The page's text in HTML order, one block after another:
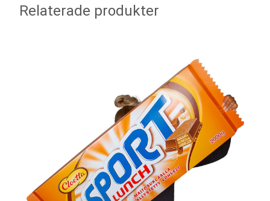
Relaterade produkter